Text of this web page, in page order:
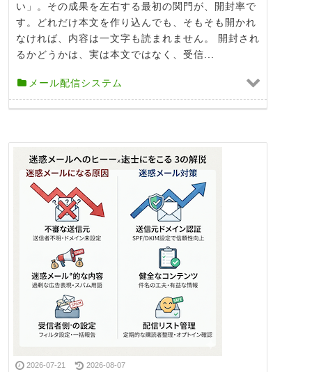
い」。その成果を左右する最初の関門が、開封率で
す。どれだけ本文を作り込んでも、そもそも開かれ
なければ、内容は一文字も読まれません。 開封され
るかどうかは、実は本文ではなく、受信...
メール配信システム
2026-07-21 2026-08-07